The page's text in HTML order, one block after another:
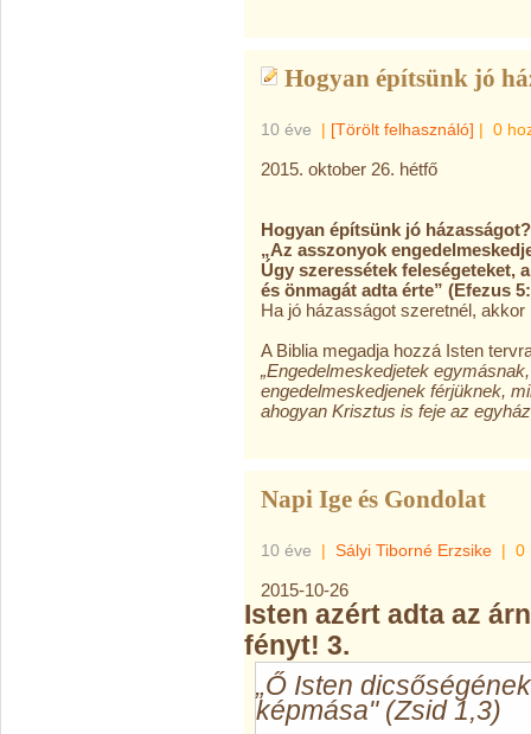
Hogyan építsünk jó
10 éve | [Törölt felhasználó] | 0
2015. oktober 26. hétfő
Hogyan építsünk jó házasságot?
„Az asszonyok
Úgy szeressétek feleségeteket,
és önmagát adta érte” (Efezus
Ha jó házasságot szeretnél, akkor
A Biblia megadja hozzá Isten
„Engedelmeskedjetek
engedelmeskedjenek férjüknek,
ahogyan Krisztus is feje az
Napi Ige és Gondolat
10 éve | Sályi Tiborné Erzsike | 0
2015-10-26
Isten azért adta az
fényt! 3.
„Ő Isten
képmása" (Zsid 1,3)